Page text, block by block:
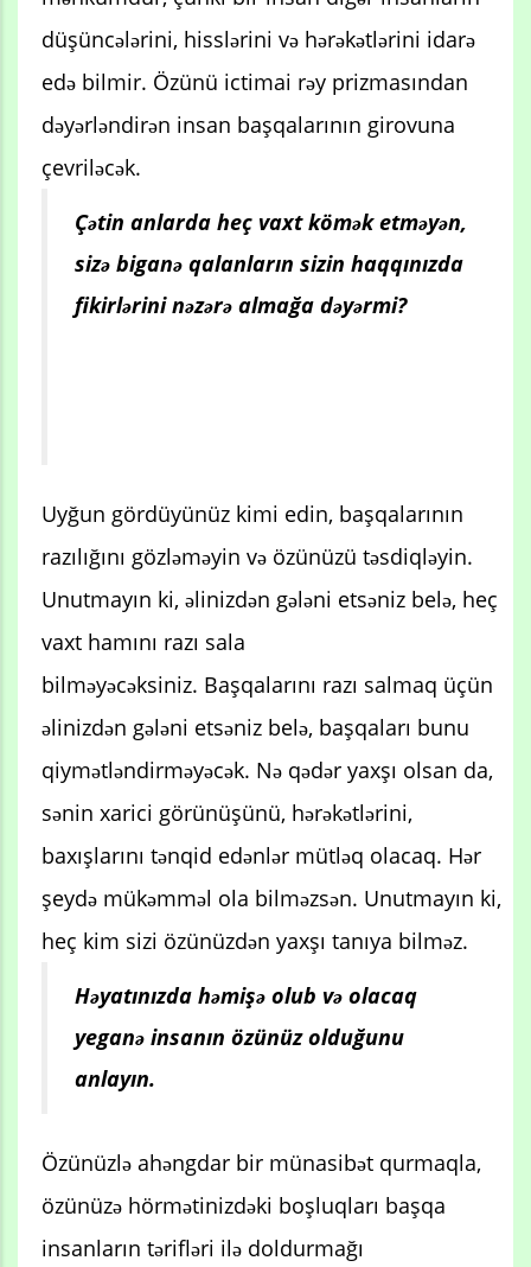
düşüncələrini, hisslərini və hərəkətlərini idarə
edə bilmir. Özünü ictimai rəy prizmasından
dəyərləndirən insan başqalarının girovuna
çevriləcək.
Çətin anlarda heç vaxt kömək etməyən,
sizə biganə qalanların sizin haqqınızda
fikirlərini nəzərə almağa dəyərmi?
Uyğun gördüyünüz kimi edin, başqalarının
razılığını gözləməyin və özünüzü təsdiqləyin.
Unutmayın ki, əlinizdən gələni etsəniz belə, heç
vaxt hamını razı sala
bilməyəcəksiniz. Başqalarını razı salmaq üçün
əlinizdən gələni etsəniz belə, başqaları bunu
qiymətləndirməyəcək. Nə qədər yaxşı olsan da,
sənin xarici görünüşünü, hərəkətlərini,
baxışlarını tənqid edənlər mütləq olacaq. Hər
şeydə mükəmməl ola bilməzsən. Unutmayın ki,
heç kim sizi özünüzdən yaxşı tanıya bilməz.
Həyatınızda həmişə olub və olacaq
yeganə insanın özünüz olduğunu
anlayın.
Özünüzlə ahəngdar bir münasibət qurmaqla,
özünüzə hörmətinizdəki boşluqları başqa
insanların tərifləri ilə doldurmağı